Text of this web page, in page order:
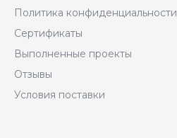
Политика конфиденциальности
Сертификаты
Выполненные проекты
Отзывы
Условия поставки